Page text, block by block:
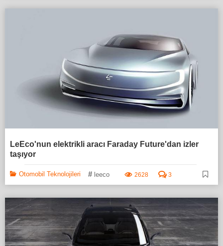
LeEco'nun elektrikli aracı Faraday Future'dan izler
taşıyor
Otomobil Teknolojileri # leeco 2628 3